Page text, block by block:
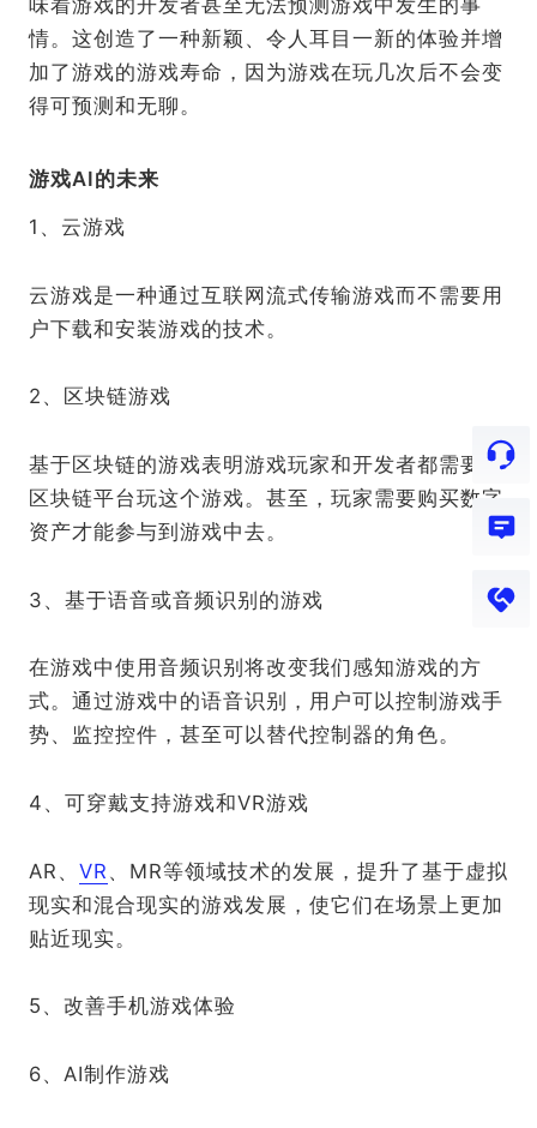
情。这创造了一种新颖、令人耳目一新的体验并增
加了游戏的游戏寿命，因为游戏在玩几次后不会变
得可预测和无聊。
游戏AI的未来
1、云游戏
云游戏是一种通过互联网流式传输游戏而不需要用
户下载和安装游戏的技术。
2、区块链游戏
基于区块链的游戏表明游戏玩家和开发者都需要在
区块链平台玩这个游戏。甚至，玩家需要购买数字
资产才能参与到游戏中去。
3、基于语音或音频识别的游戏
在游戏中使用音频识别将改变我们感知游戏的方
式。通过游戏中的语音识别，用户可以控制游戏手
势、监控控件，甚至可以替代控制器的角色。
4、可穿戴支持游戏和VR游戏
AR、 VR 、MR等领域技术的发展，提升了基于虚拟
现实和混合现实的游戏发展，使它们在场景上更加
贴近现实。
5、改善手机游戏体验
6、AI制作游戏